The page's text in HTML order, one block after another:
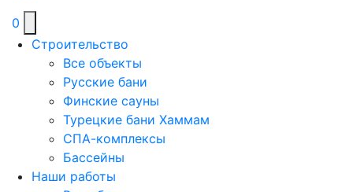
0
Строительство
Все объекты
Русские бани
Финские сауны
Турецкие бани Хаммам
СПА-комплексы
Бассейны
Наши работы